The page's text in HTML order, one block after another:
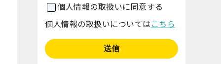
個人情報の取扱いに同意する
個人情報の取扱いについては こちら